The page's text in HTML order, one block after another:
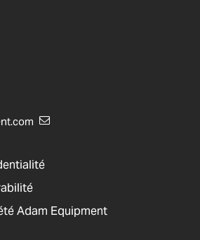
Adam Equipment